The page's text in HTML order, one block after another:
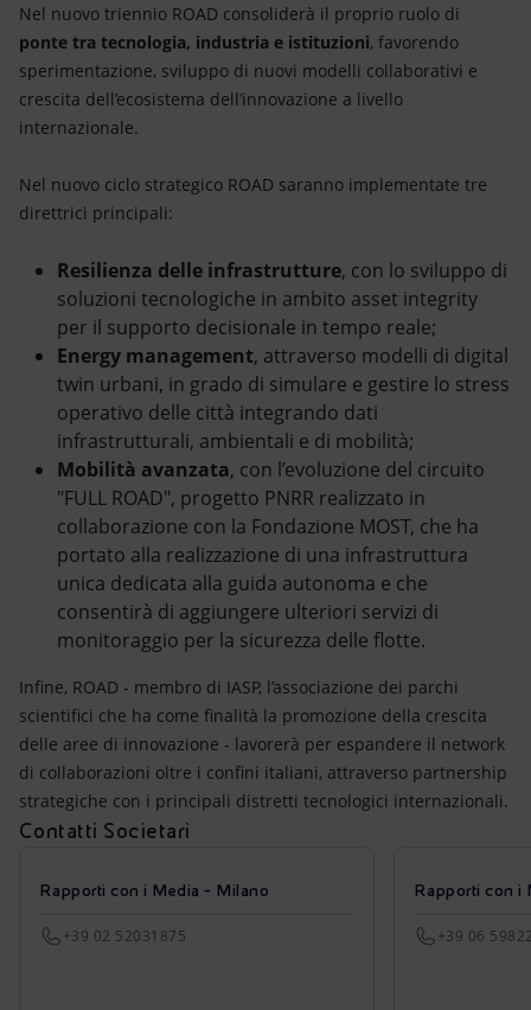
Nel nuovo triennio ROAD consoliderà il proprio ruolo di
ponte tra tecnologia, industria e istituzioni, favorendo
sperimentazione, sviluppo di nuovi modelli collaborativi e
crescita dell’ecosistema dell’innovazione a livello
internazionale.
Nel nuovo ciclo strategico ROAD saranno implementate tre
direttrici principali:
Resilienza delle infrastrutture, con lo sviluppo di
soluzioni tecnologiche in ambito asset integrity
per il supporto decisionale in tempo reale;
Energy management, attraverso modelli di digital
twin urbani, in grado di simulare e gestire lo stress
operativo delle città integrando dati
infrastrutturali, ambientali e di mobilità;
Mobilità avanzata, con l’evoluzione del circuito
"FULL ROAD", progetto PNRR realizzato in
collaborazione con la Fondazione MOST, che ha
portato alla realizzazione di una infrastruttura
unica dedicata alla guida autonoma e che
consentirà di aggiungere ulteriori servizi di
monitoraggio per la sicurezza delle flotte.
Infine, ROAD - membro di IASP, l’associazione dei parchi
scientifici che ha come finalità la promozione della crescita
delle aree di innovazione - lavorerà per espandere il network
di collaborazioni oltre i confini italiani, attraverso partnership
strategiche con i principali distretti tecnologici internazionali.
Contatti Societari
Rapporti con i Media - Milano
+39 02 52031875
Rapporti con i
+39 06